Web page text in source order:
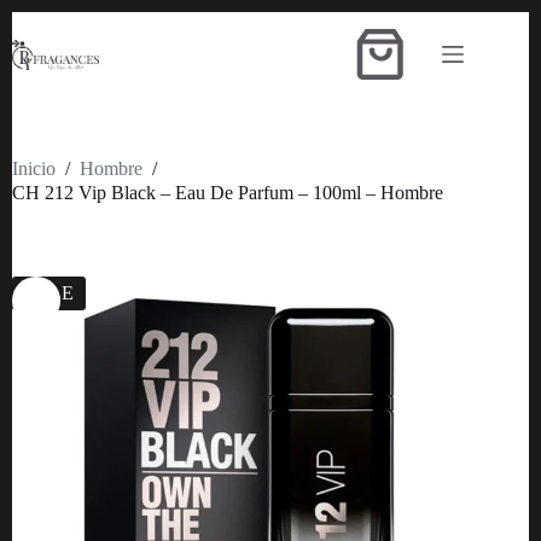
al
contenido
Carro
de
Inicio / Hombre /
CH 212 Vip Black – Eau De Parfum – 100ml – Hombre
SALE